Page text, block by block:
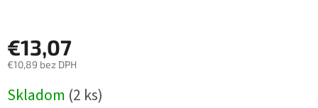
€13,07
€10,89 bez DPH
cena:
Skladom (2 ks)